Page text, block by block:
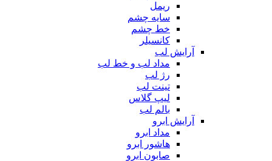
ریمل
سایه چشم
خط چشم
کانسیلر
آرایش لب
مداد لب و خط لب
رژ لب
تینت لب
لیپ گلاس
بالم لب
آرایش ابرو
مداد ابرو
هاشور ابرو
صابون ابرو